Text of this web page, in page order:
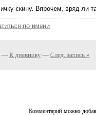
скину. Впрочем, вряд ли
по имени
— К дневнику — След. запись »
Комментарий можно